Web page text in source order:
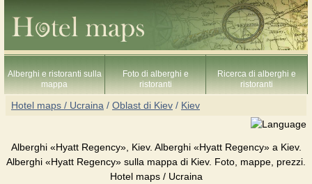
Alberghi e ristoranti sulla
mappa
Foto di alberghi e
ristoranti
Ricerca di alberghi e
ristoranti
Hotel maps / Ucraina / Oblast di Kiev / Kiev
Alberghi «Hyatt Regency», Kiev. Alberghi «Hyatt Regency» a Kiev.
Alberghi «Hyatt Regency» sulla mappa di Kiev. Foto, mappe, prezzi.
Hotel maps / Ucraina